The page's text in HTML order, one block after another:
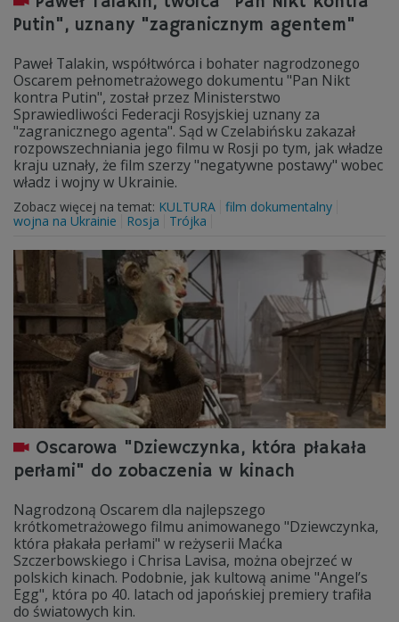
Putin", uznany "zagranicznym agentem"
Paweł Talakin, współtwórca i bohater nagrodzonego
Oscarem pełnometrażowego dokumentu "Pan Nikt
kontra Putin", został przez Ministerstwo
Sprawiedliwości Federacji Rosyjskiej uznany za
"zagranicznego agenta". Sąd w Czelabińsku zakazał
rozpowszechniania jego filmu w Rosji po tym, jak władze
kraju uznały, że film szerzy "negatywne postawy" wobec
władz i wojny w Ukrainie.
Zobacz więcej na temat: KULTURA film dokumentalny
wojna na Ukrainie
Rosja Trójka
Oscarowa "Dziewczynka, która płakała
perłami" do zobaczenia w kinach
Nagrodzoną Oscarem dla najlepszego
krótkometrażowego filmu animowanego "Dziewczynka,
która płakała perłami" w reżyserii Maćka
Szczerbowskiego i Chrisa Lavisa, można obejrzeć w
polskich kinach. Podobnie, jak kultową anime "Angel’s
Egg", która po 40. latach od japońskiej premiery trafiła
do światowych kin.